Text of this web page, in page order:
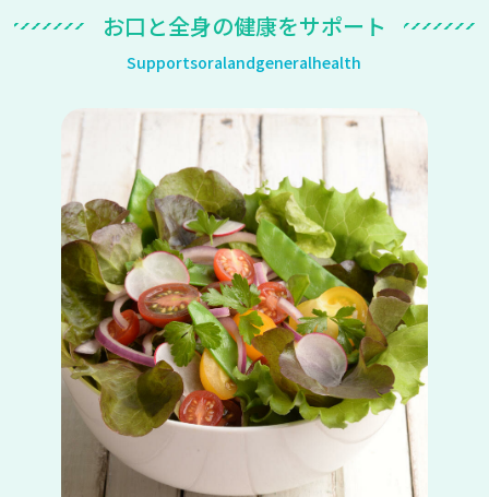
お口 と全身の健康をサポー ト
Supportsoralandgeneralhealth